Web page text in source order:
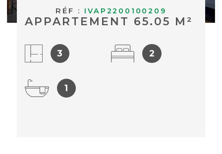
ACHETER À
RÉF : IVAP2200100209
APPARTEMENT 65.05 M²
3 2
1
Surface
Pièces